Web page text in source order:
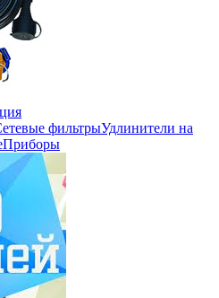
фильтрыУдлинители на
Приборы